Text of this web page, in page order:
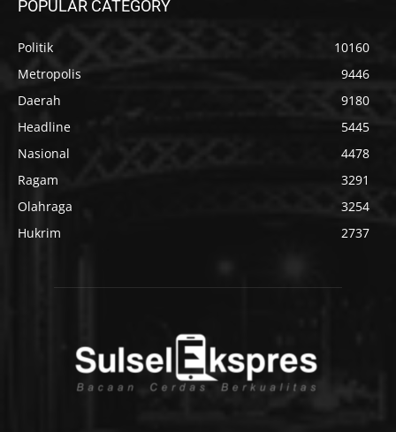
POPULAR CATEGORY
Politik
10160
Metropolis
9446
Daerah
9180
Headline
5445
Nasional
4478
Ragam
3291
Olahraga
3254
Hukrim
2737